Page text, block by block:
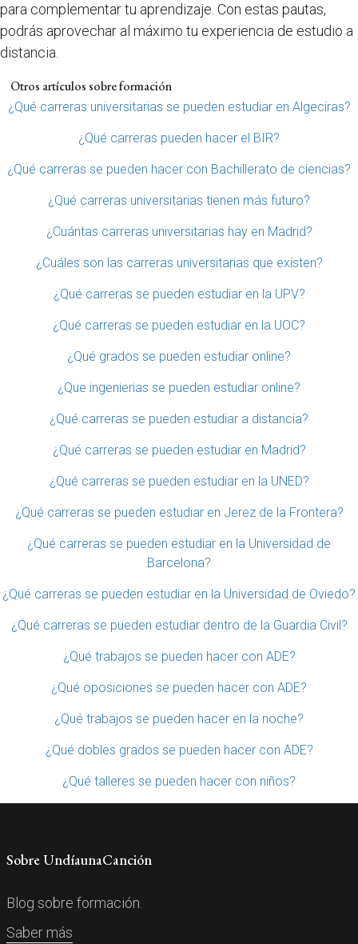
para complementar tu aprendizaje. Con estas pautas,
podrás aprovechar al máximo tu experiencia de estudio a
distancia.
Otros artículos sobre formación
¿Qué carreras universitarias se pueden estudiar en Algeciras?
¿Qué carreras pueden hacer el BIR?
¿Qué carreras se pueden hacer con Bachillerato de ciencias?
¿Qué carreras universitarias tienen más futuro?
¿Cuántas carreras universitarias hay en Madrid?
¿Cuáles son las carreras universitarias que existen?
¿Qué carreras se pueden estudiar en la UPV?
¿Qué carreras se pueden estudiar en la UOC?
¿Qué grados se pueden estudiar online?
¿Que ingenierias se pueden estudiar online?
¿Qué carreras se pueden estudiar a distancia?
¿Qué carreras se pueden estudiar en Madrid?
¿Qué carreras se pueden estudiar en la UNED?
¿Qué carreras se pueden estudiar en Jerez de la Frontera?
¿Qué carreras se pueden estudiar en la Universidad de
Barcelona?
¿Qué carreras se pueden estudiar en la Universidad de Oviedo?
¿Qué carreras se pueden estudiar dentro de la Guardia Civil?
¿Qué trabajos se pueden hacer con ADE?
¿Qué oposiciones se pueden hacer con ADE?
¿Qué trabajos se pueden hacer en la noche?
¿Qué dobles grados se pueden hacer con ADE?
¿Qué talleres se pueden hacer con niños?
Sobre UndíaunaCanción
Blog sobre formación.
Saber más